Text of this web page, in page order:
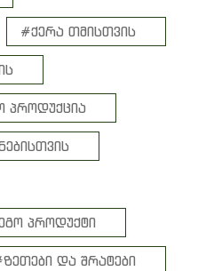
#ქერა თმისთვის
პროდუქცია
პროდუქტი
და შრატები